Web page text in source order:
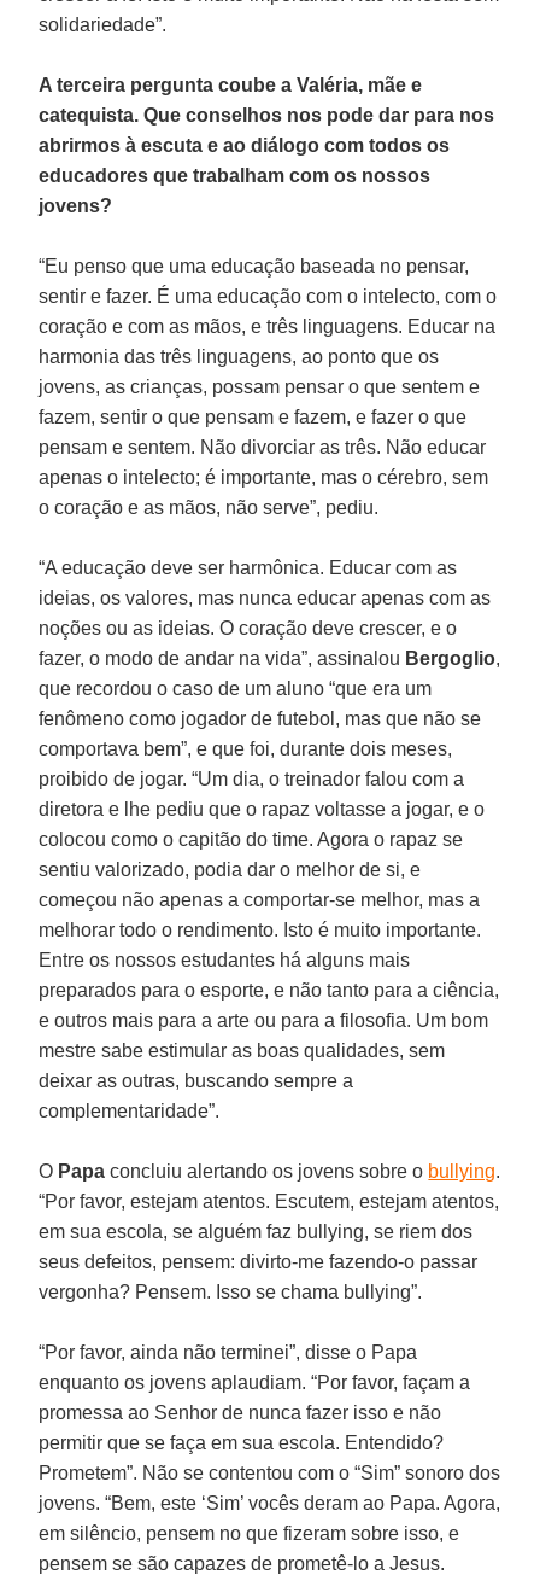
solidariedade”.
A terceira pergunta coube a Valéria, mãe e
catequista. Que conselhos nos pode dar para nos
abrirmos à escuta e ao diálogo com todos os
educadores que trabalham com os nossos
jovens?
“Eu penso que uma educação baseada no pensar,
sentir e fazer. É uma educação com o intelecto, com o
coração e com as mãos, e três linguagens. Educar na
harmonia das três linguagens, ao ponto que os
jovens, as crianças, possam pensar o que sentem e
fazem, sentir o que pensam e fazem, e fazer o que
pensam e sentem. Não divorciar as três. Não educar
apenas o intelecto; é importante, mas o cérebro, sem
o coração e as mãos, não serve”, pediu.
“A educação deve ser harmônica. Educar com as
ideias, os valores, mas nunca educar apenas com as
noções ou as ideias. O coração deve crescer, e o
fazer, o modo de andar na vida”, assinalou Bergoglio,
que recordou o caso de um aluno “que era um
fenômeno como jogador de futebol, mas que não se
comportava bem”, e que foi, durante dois meses,
proibido de jogar. “Um dia, o treinador falou com a
diretora e lhe pediu que o rapaz voltasse a jogar, e o
colocou como o capitão do time. Agora o rapaz se
sentiu valorizado, podia dar o melhor de si, e
começou não apenas a comportar-se melhor, mas a
melhorar todo o rendimento. Isto é muito importante.
Entre os nossos estudantes há alguns mais
preparados para o esporte, e não tanto para a ciência,
e outros mais para a arte ou para a filosofia. Um bom
mestre sabe estimular as boas qualidades, sem
deixar as outras, buscando sempre a
complementaridade”.
O Papa concluiu alertando os jovens sobre o bullying.
“Por favor, estejam atentos. Escutem, estejam atentos,
em sua escola, se alguém faz bullying, se riem dos
seus defeitos, pensem: divirto-me fazendo-o passar
vergonha? Pensem. Isso se chama bullying”.
“Por favor, ainda não terminei”, disse o Papa
enquanto os jovens aplaudiam. “Por favor, façam a
promessa ao Senhor de nunca fazer isso e não
permitir que se faça em sua escola. Entendido?
Prometem”. Não se contentou com o “Sim” sonoro dos
jovens. “Bem, este ‘Sim’ vocês deram ao Papa. Agora,
em silêncio, pensem no que fizeram sobre isso, e
pensem se são capazes de prometê-lo a Jesus.